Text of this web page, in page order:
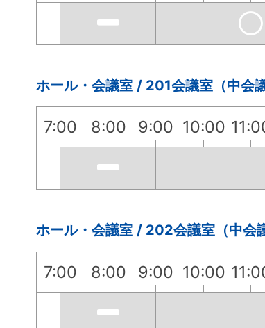
ホール・会議室 / 201会議室（中会
7:00 8:00 9:00 10:00
ホール・会議室 / 202会議室（中会
7:00 8:00 9:00 10:00